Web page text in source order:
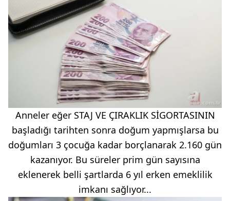
Anneler eğer STAJ VE ÇIRAKLIK SİGORTASININ
başladığı tarihten sonra doğum yapmışlarsa bu
doğumları 3 çocuğa kadar borçlanarak 2.160 gün
kazanıyor. Bu süreler prim gün sayısına
eklenerek belli şartlarda 6 yıl erken emeklilik
imkanı sağlıyor...